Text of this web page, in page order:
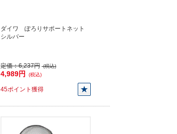
ダイワ ぽろりサポートネット
シルバー
定価：6,237円 (税込)
4,989円 (税込)
45ポイント獲得